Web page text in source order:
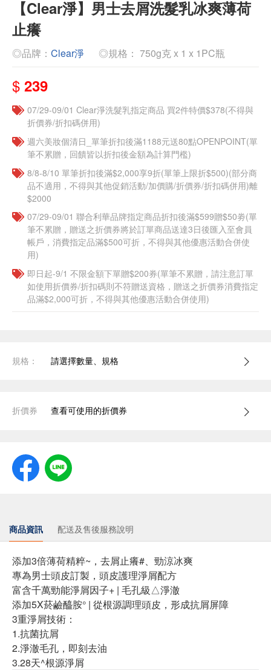
【Clear淨】男士去屑洗髮乳冰爽薄荷
止癢
◎品牌： Clear淨 ◎規格： 750g克 x 1 x 1PC瓶
$ 239
07/29-09/01 Clear淨洗髮乳指定商品 買2件特價$378(不得與
折價券/折扣碼併用)
週六美妝個清日_單筆折扣後滿1188元送80點OPENPOINT(單
筆不累贈，回饋皆以折扣後金額為計算門檻)
8/8-8/10 單筆折扣後滿$2,000享9折(單筆上限折$500)(部分商
品不適用，不得與其他促銷活動/加價購/折價券/折扣碼併用)離
$2000
07/29-09/01 聯合利華品牌指定商品折扣後滿$599贈$50劵(單
筆不累贈，贈送之折價券將於訂單商品送達3日後匯入至會員
帳戶，消費指定品滿$500可折，不得與其他優惠活動合併使
用)
即日起-9/1 不限金額下單贈$200券(單筆不累贈，請注意訂單
如使用折價券/折扣碼則不符贈送資格，贈送之折價券消費指定
品滿$2,000可折，不得與其他優惠活動合併使用)
規格： 請選擇數量、規格
折價券 查看可使用的折價券
商品資訊 配送及售後服務說明
添加3倍薄荷精粹~，去屑止癢#、勁涼冰爽
專為男士頭皮訂製，頭皮護理淨屑配方
富含千萬勁能淨屑因子+ | 毛孔級△淨澈
添加5X菸鹼醯胺° | 從根源調理頭皮，形成抗屑屏障
3重淨屑技術：
1.抗菌抗屑
2.淨澈毛孔，即刻去油
3.28天^根源淨屑